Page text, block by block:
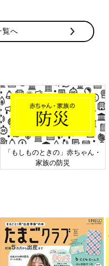
覧へ
六星占術 細木かおりさんの人生
相談